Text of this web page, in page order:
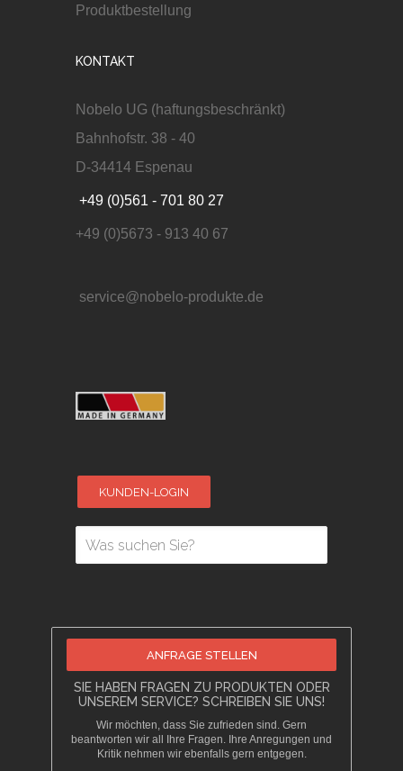
Produktbestellung
KONTAKT
Nobelo UG (haftungsbeschränkt)
Bahnhofstr. 38 - 40
D-34414 Espenau
+49 (0)561 - 701 80 27
+49 (0)5673 - 913 40 67
service@nobelo-produkte.de
KUNDEN-LOGIN
ANFRAGE STELLEN
SIE HABEN FRAGEN ZU PRODUKTEN ODER
UNSEREM SERVICE? SCHREIBEN SIE UNS!
Wir möchten, dass Sie zufrieden sind. Gern
beantworten wir all Ihre Fragen. Ihre Anregungen und
Kritik nehmen wir ebenfalls gern entgegen.